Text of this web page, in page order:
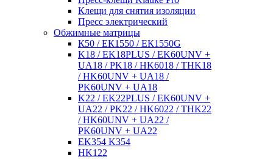
Клещи для снятия изоляции
Пресс электрический
Обжимные матрицы
К50 / ЕК1550 / ЕК1550G
K18 / EK18PLUS / EK60UNV +
UA18 / PK18 / HK6018 / THK18
/ HK60UNV + UA18 /
PK60UNV + UA18
K22 / EK22PLUS / EK60UNV +
UA22 / PK22 / HK6022 / THK22
/ HK60UNV + UA22 /
PK60UNV + UA22
EK354 K354
HK122